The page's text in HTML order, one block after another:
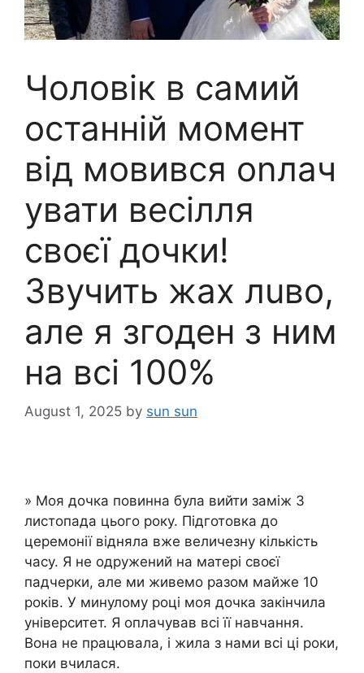
Чоловік в самий
останній момент
від мовився оnлач
увати весілля
своєї дочки!
Звучить жах лuво,
але я згоден з ним
на всі 100%
August 1, 2025 by sun sun
» Моя дочка повинна була вийти заміж 3
листопада цього року. Підготовка до
церемонії відняла вже величезну кількість
часу. Я не одружений на матері своєї
падчерки, але ми живемо разом майже 10
років. У минулому році моя дочка закінчила
університет. Я оплачував всі її навчання.
Вона не працювала, і жила з нами всі ці роки,
поки вчилася.